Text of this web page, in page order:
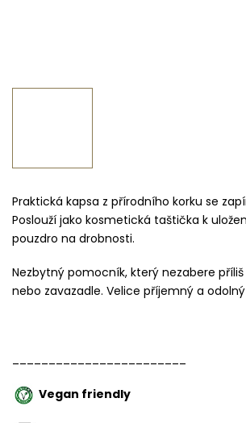
Praktická kapsa z přírodního korku se
Poslouží jako kosmetická taštička k
pouzdro na drobnosti.
Nezbytný pomocník, který nezabere
nebo zavazadle. Velice příjemný a
Vegan friendly